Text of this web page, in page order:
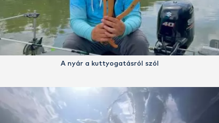
A nyár a kuttyogatásról szól